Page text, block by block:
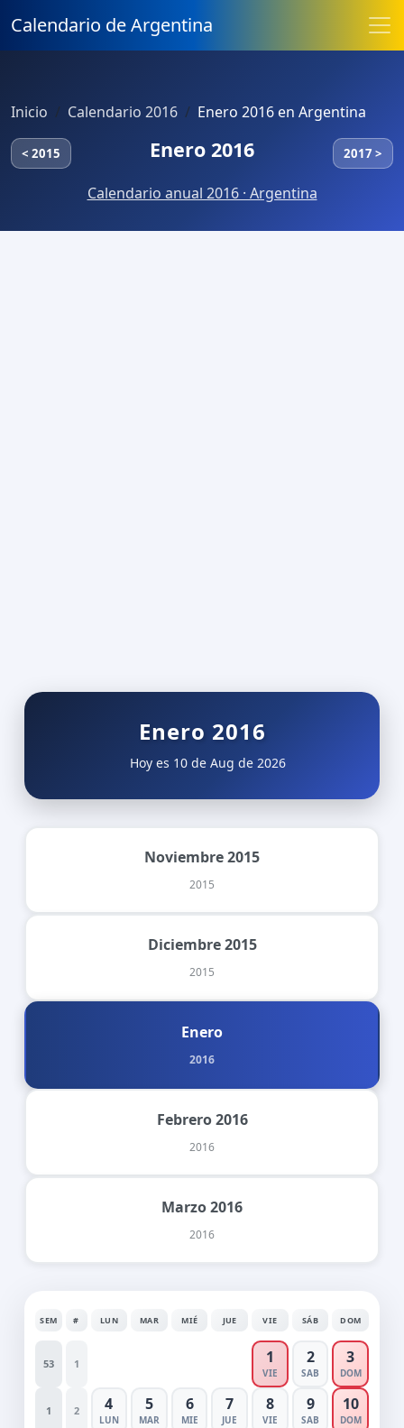
Calendario de Argentina
Inicio Calendario 2016 Enero 2016 en Argentina
< 2015 Enero 2016 2017 >
Calendario anual 2016 · Argentina
Enero 2016
Hoy es 10 de Aug de 2026
Noviembre 2015
2015
Diciembre 2015
2015
Enero
2016
Febrero 2016
2016
Marzo 2016
2016
SEM # LUN MAR MIÉ JUE VIE SÁB DOM
53 1 1
VIE
2
SAB
3
DOM
1 2 4
LUN
5
MAR
6
MIE
7
JUE
8
VIE
9
SAB
10
DOM